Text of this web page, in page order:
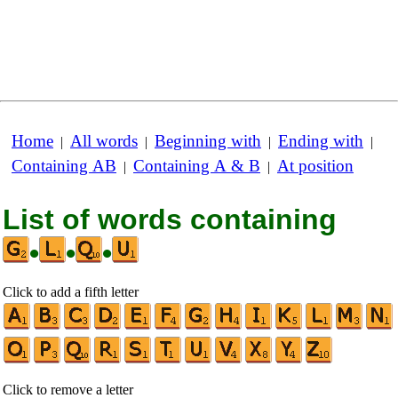
Home | All words | Beginning with | Ending with |
Containing AB | Containing A & B | At position
List of words containing
•
• •
Click to add a fifth letter
Click to remove a letter